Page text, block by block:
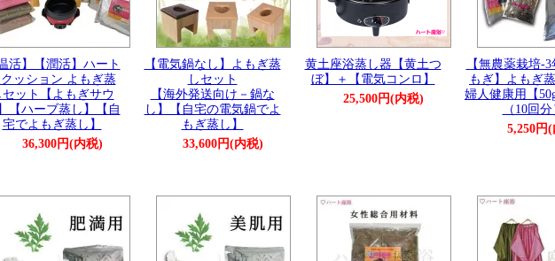
活】【潤活】ハート
ッション よもぎ蒸
セット【よもぎサウ
【ハーブ蒸し】【自
宅でよもぎ蒸し】
36,300円(内税)
【電気鍋なし】よもぎ蒸
しセット
【海外発送向け－鍋な
し】【自宅の電気鍋でよ
もぎ蒸し】
33,600円(内税)
黄土座浴蒸し器【黄土つ
ぼ】＋【電気コンロ】
25,500円(内税)
【無農薬栽培-
もぎ】よもぎ
婦人健康用【
（10回分
5,250円